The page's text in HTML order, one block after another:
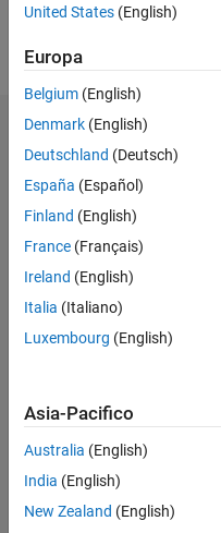
Badge
andrew's
Badge
MATLAB
Answers
Badge
Tutto
Thankful Level 3
20 Jul 2017
United States (English)
Europa
Belgium (English)
Denmark (English)
Deutschland (Deutsch)
España (Español)
Finland (English)
France (Français)
Ireland (English)
Italia (Italiano)
Luxembourg (English)
Asia-Pacifico
Australia (English)
India (English)
New Zealand (English)